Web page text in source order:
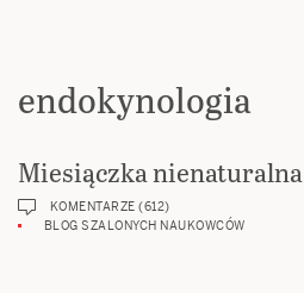
endokynologia
Miesiączka nienaturalna
KOMENTARZE (612)
BLOG SZALONYCH NAUKOWCÓW